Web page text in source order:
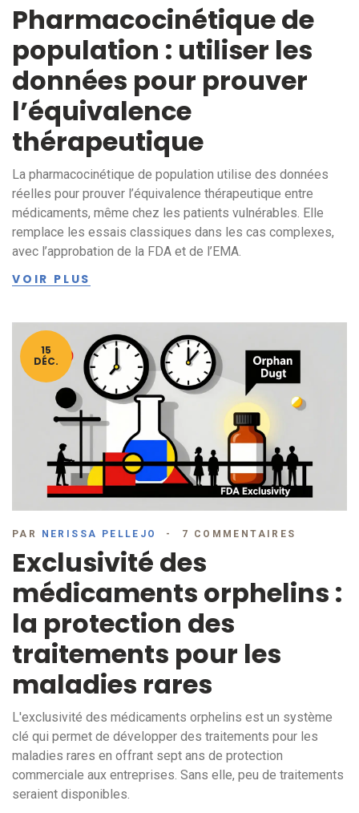
Pharmacocinétique de
population : utiliser les
données pour prouver
l’équivalence
thérapeutique
La pharmacocinétique de population utilise des données
réelles pour prouver l’équivalence thérapeutique entre
médicaments, même chez les patients vulnérables. Elle
remplace les essais classiques dans les cas complexes,
avec l’approbation de la FDA et de l’EMA.
VOIR PLUS
15
DÉC.
PAR NERISSA PELLEJO 7 COMMENTAIRES
Exclusivité des
médicaments orphelins :
la protection des
traitements pour les
maladies rares
L'exclusivité des médicaments orphelins est un système
clé qui permet de développer des traitements pour les
maladies rares en offrant sept ans de protection
commerciale aux entreprises. Sans elle, peu de traitements
seraient disponibles.